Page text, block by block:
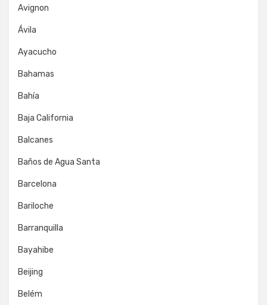
Avignon
Ávila
Ayacucho
Bahamas
Bahía
Baja California
Balcanes
Baños de Agua Santa
Barcelona
Bariloche
Barranquilla
Bayahibe
Beijing
Belém